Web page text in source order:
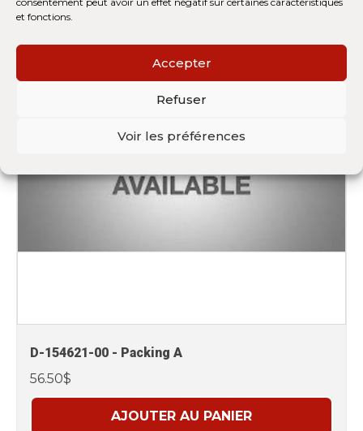
et fonctions.
Accepter
Refuser
Voir les préférences
D-154621-00 - Packing A
56.50$
AJOUTER AU PANIER